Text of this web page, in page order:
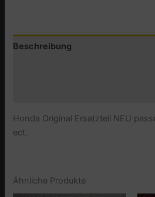
Menge
Beschreibung
Honda Original Ersatzteil NEU
ect.
Ähnliche Produkte